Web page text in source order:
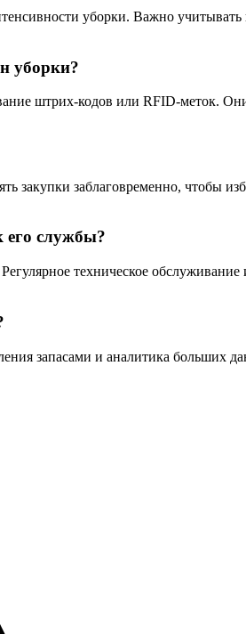
уборки. Важно
уборки?
штрих-кодов или RFID-меток.
закупки заблаговременно, чтобы
его службы?
техническое
запасами и аналитика больших